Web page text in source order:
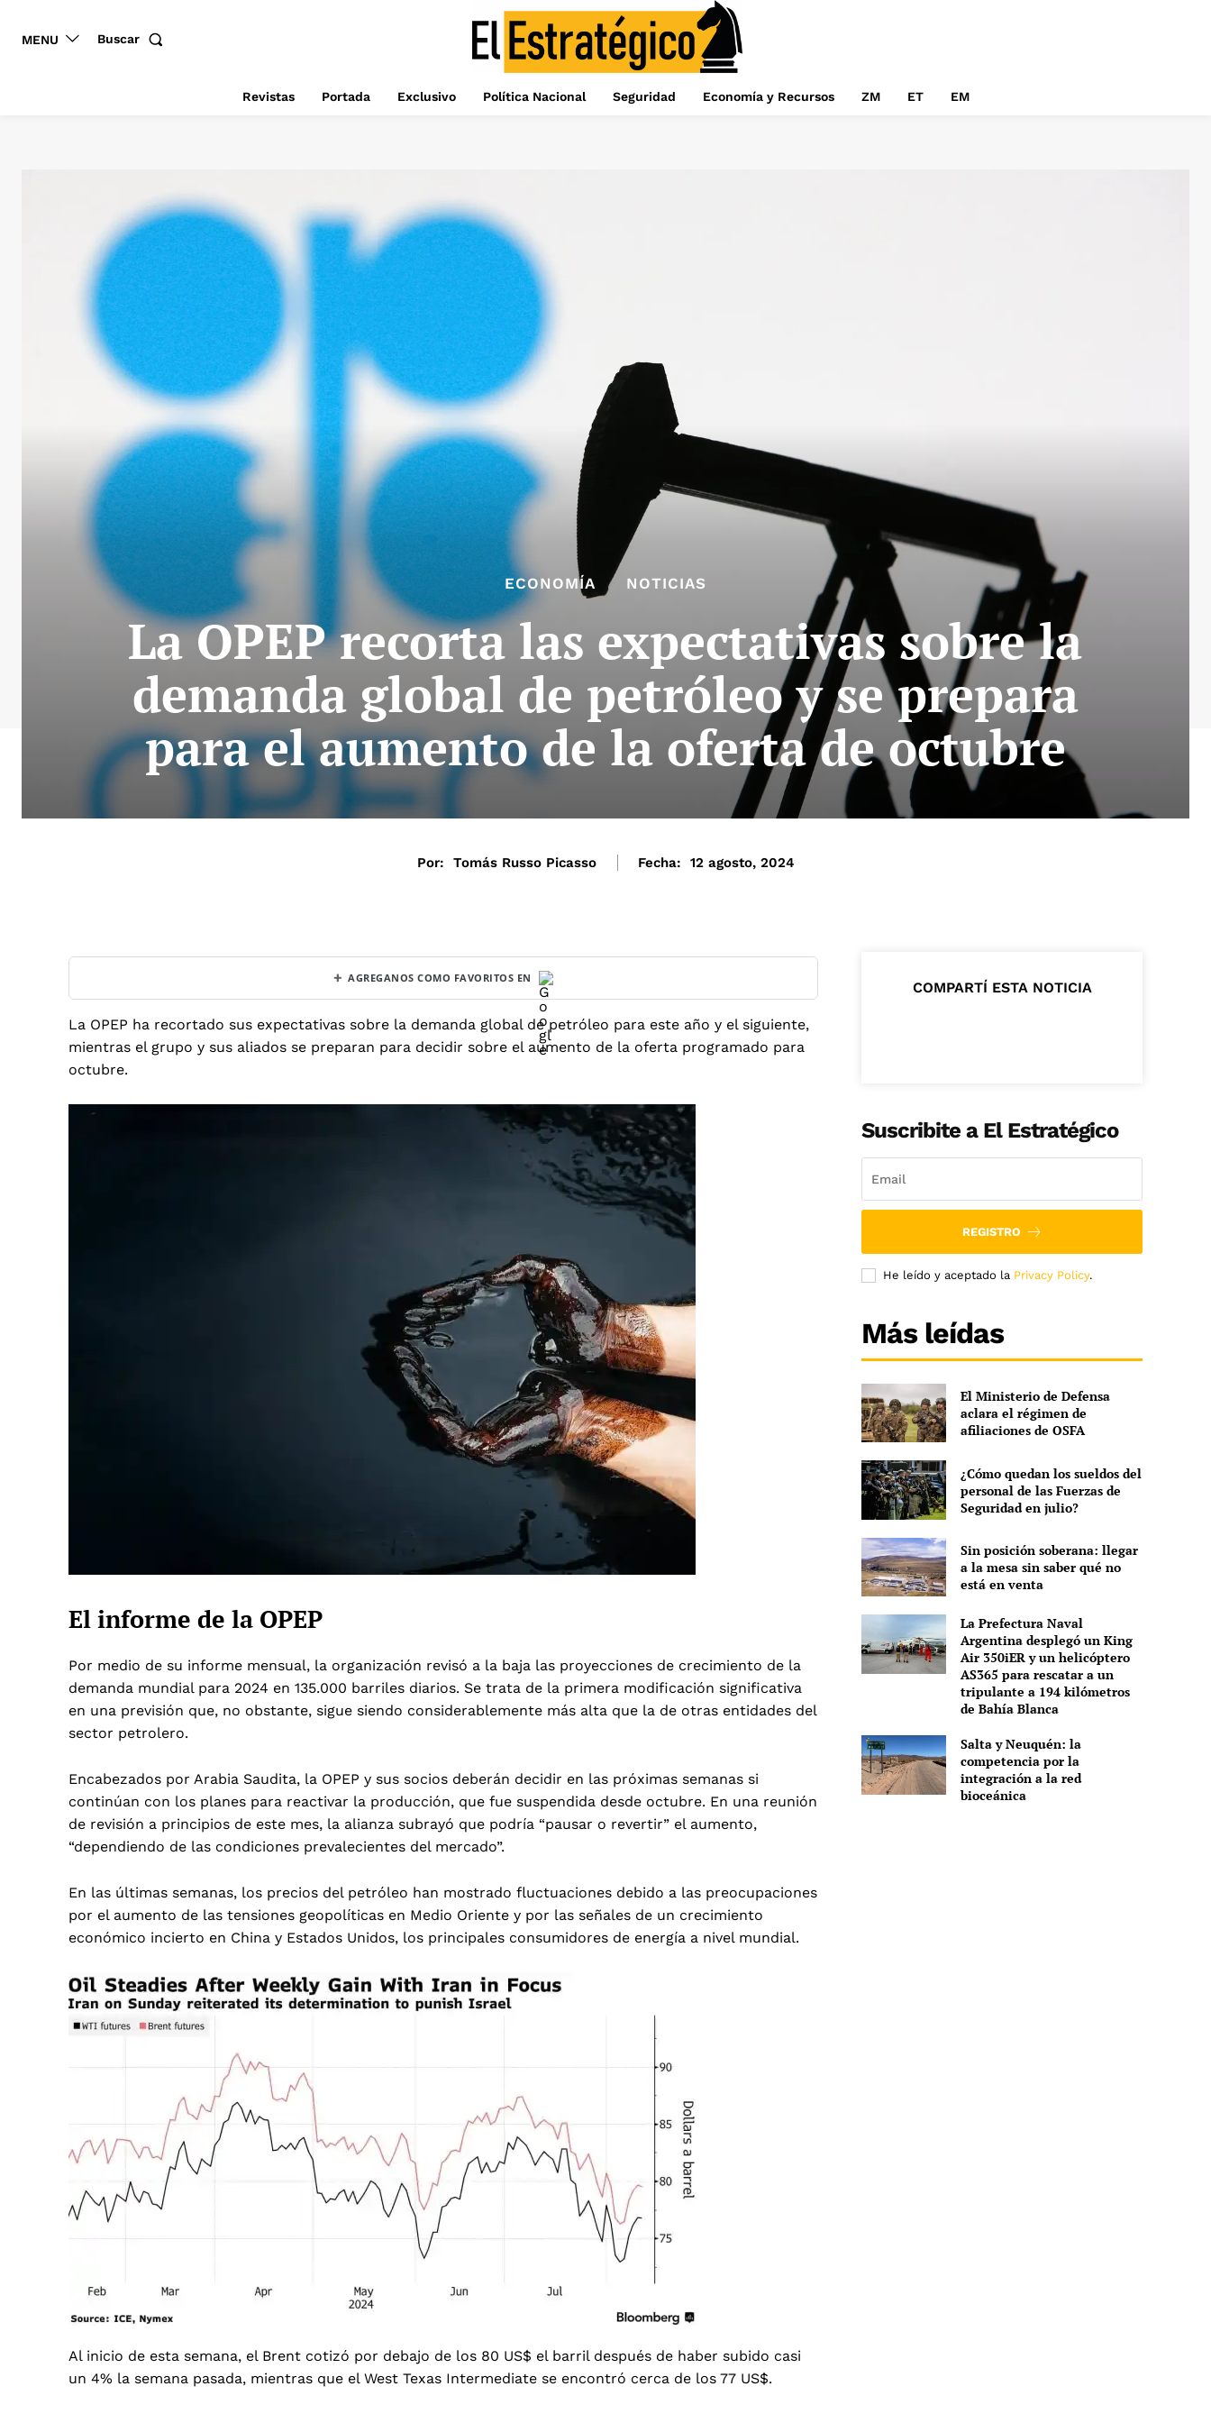
MENU Buscar
Revistas Portada Exclusivo Política Nacional Seguridad Economía y Recursos ZM ET EM
ECONOMÍA NOTICIAS
La OPEP recorta las expectativas sobre la
demanda global de petróleo y se prepara
para el aumento de la oferta de octubre
Por: Tomás Russo Picasso Fecha: 12 agosto, 2024
+ AGREGANOS COMO FAVORITOS EN
La OPEP ha recortado sus expectativas sobre la demanda global de petróleo para este año y el siguiente,
mientras el grupo y sus aliados se preparan para decidir sobre el aumento de la oferta programado para
octubre.
El informe de la OPEP
Por medio de su informe mensual, la organización revisó a la baja las proyecciones de crecimiento de la
demanda mundial para 2024 en 135.000 barriles diarios. Se trata de la primera modificación significativa
en una previsión que, no obstante, sigue siendo considerablemente más alta que la de otras entidades del
sector petrolero.
Encabezados por Arabia Saudita, la OPEP y sus socios deberán decidir en las próximas semanas si
continúan con los planes para reactivar la producción, que fue suspendida desde octubre. En una reunión
de revisión a principios de este mes, la alianza subrayó que podría “pausar o revertir” el aumento,
“dependiendo de las condiciones prevalecientes del mercado”.
En las últimas semanas, los precios del petróleo han mostrado fluctuaciones debido a las preocupaciones
por el aumento de las tensiones geopolíticas en Medio Oriente y por las señales de un crecimiento
económico incierto en China y Estados Unidos, los principales consumidores de energía a nivel mundial.
Al inicio de esta semana, el Brent cotizó por debajo de los 80 US$ el barril después de haber subido casi
un 4% la semana pasada, mientras que el West Texas Intermediate se encontró cerca de los 77 US$.
COMPARTÍ ESTA NOTICIA
Suscribite a El Estratégico
REGISTRO
He leído y aceptado la Privacy Policy.
Más leídas
El Ministerio de Defensa
aclara el régimen de
afiliaciones de OSFA
¿Cómo quedan los sueldos del
personal de las Fuerzas de
Seguridad en julio?
Sin posición soberana: llegar
a la mesa sin saber qué no
está en venta
La Prefectura Naval
Argentina desplegó un King
Air 350iER y un helicóptero
AS365 para rescatar a un
tripulante a 194 kilómetros
de Bahía Blanca
Salta y Neuquén: la
competencia por la
integración a la red
bioceánica